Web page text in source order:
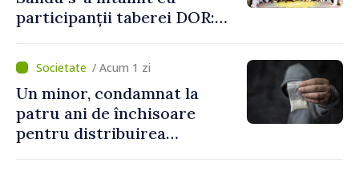
participanții taberei DOR:
noastră rămâne puternică”
/ Acum 1 zi
Un minor, condamnat la
patru ani de închisoare
pentru distribuirea